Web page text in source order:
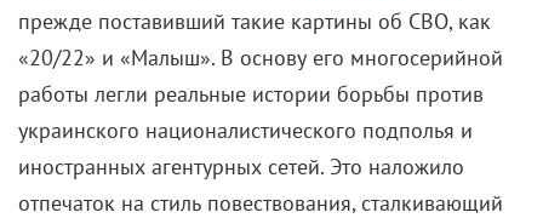
прежде поставивший такие картины об СВО, как
«20/22» и «Малыш». В основу его многосерийной
работы легли реальные истории борьбы против
украинского националистического подполья и
иностранных агентурных сетей. Это наложило
отпечаток на стиль повествования, сталкивающий